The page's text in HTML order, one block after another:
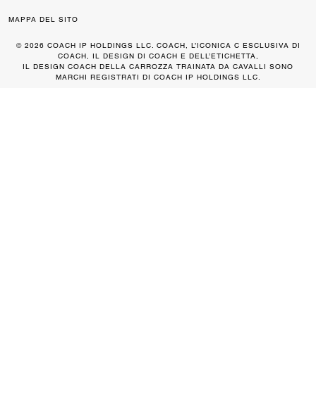
MAPPA DEL SITO
© 2026 COACH IP HOLDINGS LLC. COACH, L’ICONICA C ESCLUSIVA DI
COACH, IL DESIGN DI COACH E DELL’ETICHETTA,
IL DESIGN COACH DELLA CARROZZA TRAINATA DA CAVALLI SONO
MARCHI REGISTRATI DI COACH IP HOLDINGS LLC.